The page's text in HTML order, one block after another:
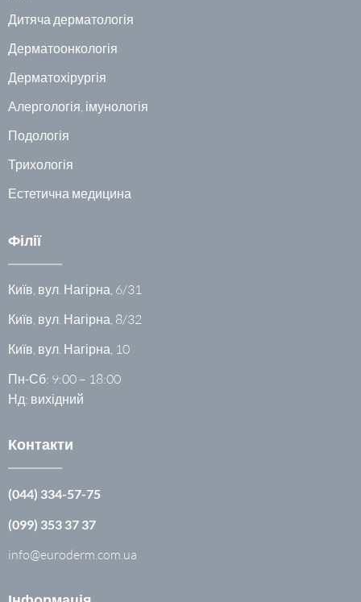
Дитяча дерматологія
Дерматоонкологія
Дерматохірургія
Алергологія, імунологія
Подологія
Трихологія
Естетична медицина
Філії
Київ, вул. Нагірна, 6/31
Київ, вул. Нагірна, 8/32
Київ, вул. Нагірна, 10
Пн-Сб: 9:00 – 18:00
Нд: вихідний
Контакти
(044) 334-57-75
(099) 353 37 37
info@euroderm.com.ua